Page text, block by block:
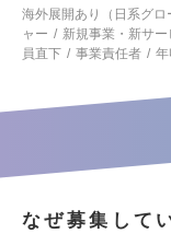
海外展開あり（日系グロ
ャー
新規事業・新サー
員直下
事業責任者
なぜ募集して